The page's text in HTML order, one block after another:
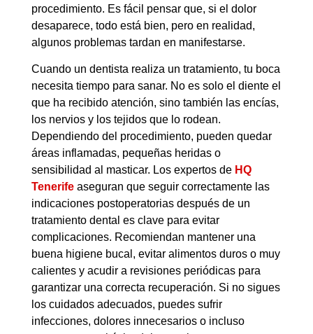
procedimiento. Es fácil pensar que, si el dolor
desaparece, todo está bien, pero en realidad,
algunos problemas tardan en manifestarse.
Cuando un dentista realiza un tratamiento, tu boca
necesita tiempo para sanar. No es solo el diente el
que ha recibido atención, sino también las encías,
los nervios y los tejidos que lo rodean.
Dependiendo del procedimiento, pueden quedar
áreas inflamadas, pequeñas heridas o
sensibilidad al masticar. Los expertos de HQ
Tenerifeaseguran que seguir correctamente las
indicaciones postoperatorias después de un
tratamiento dental es clave para evitar
complicaciones. Recomiendan mantener una
buena higiene bucal, evitar alimentos duros o muy
calientes y acudir a revisiones periódicas para
garantizar una correcta recuperación. Si no sigues
los cuidados adecuados, puedes sufrir
infecciones, dolores innecesarios o incluso